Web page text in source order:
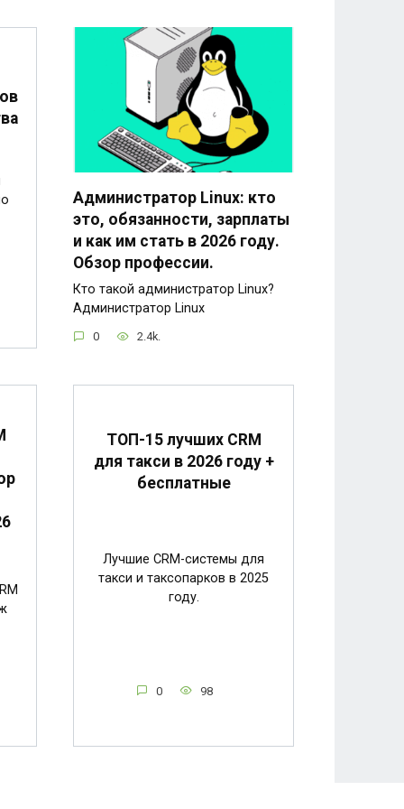
Администратор Linux: кто
это, обязанности, зарплаты
и как им стать в 2026 году.
Обзор профессии.
Кто такой администратор Linux?
Администратор Linux
0 2.4k.
ТОП-15 лучших CRM
для такси в 2026 году +
бесплатные
Лучшие CRM-системы для
такси и таксопарков в 2025
году.
0 98